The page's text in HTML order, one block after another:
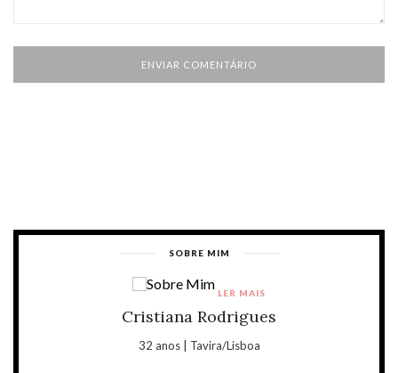
SOBRE MIM
Cristiana Rodrigues
32 anos | Tavira/Lisboa
LER MAIS